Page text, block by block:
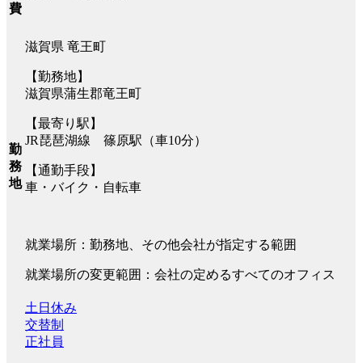
費
勤
務
地
滋賀県 竜王町
【勤務地】
滋賀県蒲生郡竜王町
【最寄り駅】
JR琵琶湖線 篠原駅（車10分）
【通勤手段】
車・バイク・自転車
就業場所：勤務地、その他会社が指定する範囲
就業場所の変更範囲：会社の定めるすべてのオフィス
土日休み
交替制
正社員